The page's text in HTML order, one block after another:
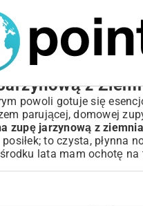
z
powoli gotuje się
parującej, domowej
zupę jarzynową z
to czysta,
lata mam ochotę